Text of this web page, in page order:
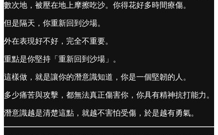
數次地，被壓在地上摩擦吃沙。你得花好多時間療傷。
但是隔天，你重新回到沙場。
外在表現好不好，完全不重要。
重點是你堅持「重新回到沙場」。
這樣做，就是讓你的潛意識知道，你是一個堅韌的人。
多少痛苦與攻擊，都無法真正傷害你，你具有精神抗打能力。
潛意識越是清楚這點，就越不害怕受傷，於是越有勇氣。